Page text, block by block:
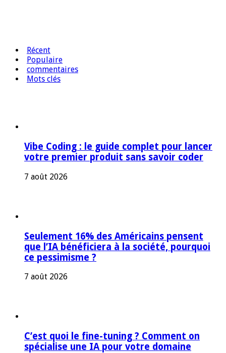
Récent
Populaire
commentaires
Mots clés
Vibe Coding : le guide complet pour lancer
votre premier produit sans savoir coder
7 août 2026
Seulement 16% des Américains pensent
que l’IA bénéficiera à la société, pourquoi
ce pessimisme ?
7 août 2026
C’est quoi le fine-tuning ? Comment on
spécialise une IA pour votre domaine